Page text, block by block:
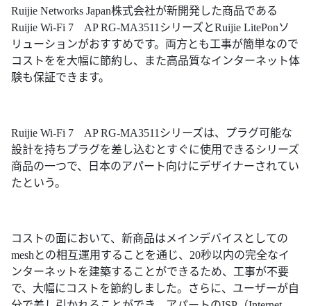
Ruijie Networks Japan株式会社が新開発した商品である
Ruijie Wi-Fi 7 AP RG-MA3511シリーズとRuijie LitePonソ
リューションがおすすめです。両方とも工事が簡単なので
コストをを大幅に節約し、また高品質なインターネット体
験も保証できます。
Ruijie Wi-Fi 7 AP RG-MA3511シリーズは、プラグ可能な
設計を持ちプラグを差し込むとすぐに使用できるシリーズ
商品の一つで、日本のアパート向けにデザイナーされてい
たという。
コストの面において、新商品はメインデバイスとしての
meshとの相互運用することを通じ、20秒以内の完全なイ
ンターネットを建築することができるため、工事が不要
で、大幅にコストを節約しました。さらに、ユーザーが自
分で差し引かれることができ、アパートのISP（Internet